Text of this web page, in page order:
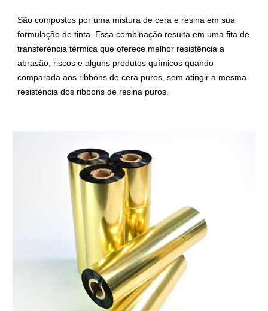
São compostos por uma mistura de cera e resina em sua
formulação de tinta. Essa combinação resulta em uma fita de
transferência térmica que oferece melhor resistência a
abrasão, riscos e alguns produtos químicos quando
comparada aos ribbons de cera puros, sem atingir a mesma
resistência dos ribbons de resina puros.